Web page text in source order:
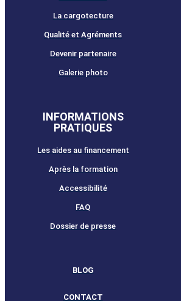
La cargotecture
Qualité et Agréments
Devenir partenaire
Galerie photo
INFORMATIONS
PRATIQUES
Les aides au financement
Après la formation
Accessibilité
FAQ
Dossier de presse
BLOG
CONTACT